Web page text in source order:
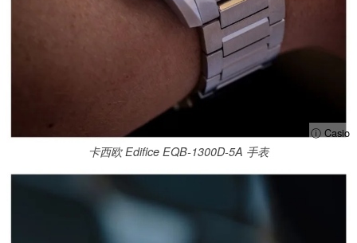
ⓘ Casio
卡西欧 Edifice EQB-1300D-5A 手表